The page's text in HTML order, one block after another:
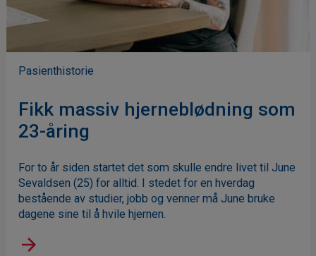
Pasienthistorie
Fikk massiv hjerneblødning som
23-åring
For to år siden startet det som skulle endre livet til June
Sevaldsen (25) for alltid. I stedet for en hverdag
bestående av studier, jobb og venner må June bruke
dagene sine til å hvile hjernen.